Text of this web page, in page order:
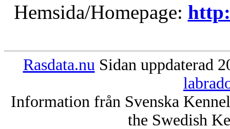
Hemsida/Homepage:
Rasdata.nu Sidan uppdaterad
Information från Svenska
the Swedish